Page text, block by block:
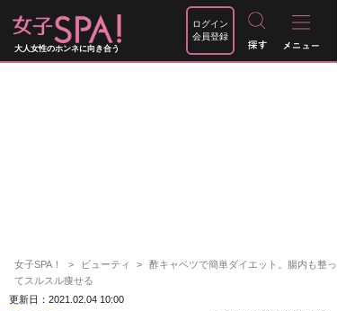
大人女性のホンネに向き合う
ログイン
会員登録
女子SPA！ ビューティ
酢キャベツで簡単ダイエット。腸内も整っ
てスルスル痩せる
更新日：2021.02.04 10:00